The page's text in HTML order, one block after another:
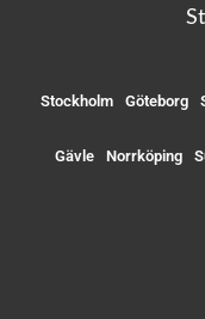
Stockholm Göteborg
Gävle Norrköping